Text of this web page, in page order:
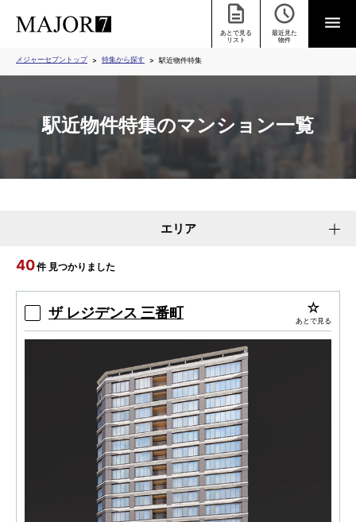
あとで見る
リスト
最近見た
物件
メジャーセブントップ 特集から探す 駅近物件特集
駅近物件特集のマンション一覧
エリア
40件 見つかりました
ザ レジデンス 三番町 あとで見る